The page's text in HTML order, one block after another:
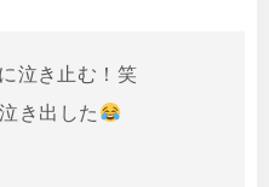
泣き止む！笑
き出した